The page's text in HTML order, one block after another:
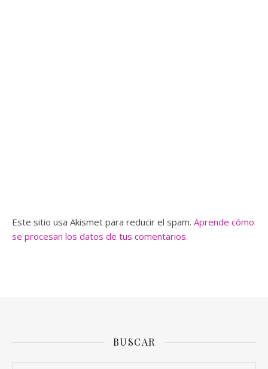
Este sitio usa Akismet para reducir el spam. Aprende cómo
se procesan los datos de tus comentarios.
BUSCAR